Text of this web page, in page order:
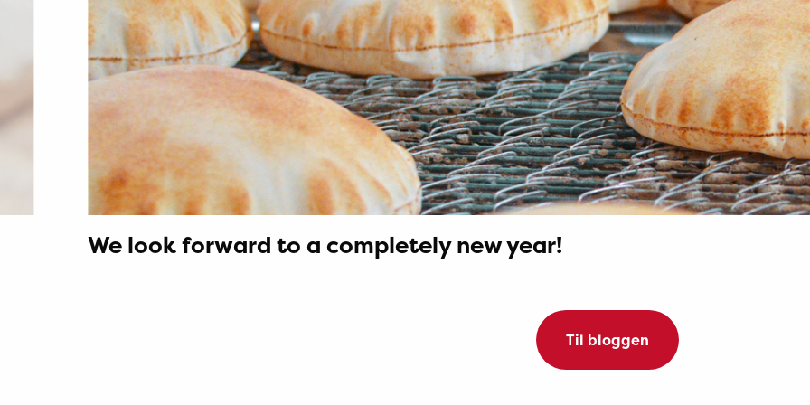
We look forward to a completely new year!
Til bloggen